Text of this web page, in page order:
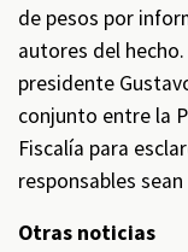
de pesos por
autores del
presidente
conjunto entre la
Fiscalía para
responsables
Otras noticias